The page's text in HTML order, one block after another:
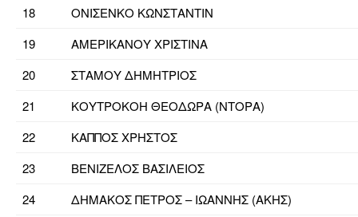
18
ΟΝΙΣΕΝΚΟ ΚΩΝΣΤΑΝΤΙΝ
19
ΑΜΕΡΙΚΑΝΟΥ ΧΡΙΣΤΙΝΑ
20
ΣΤΑΜΟΥ ΔΗΜΗΤΡΙΟΣ
21
ΚΟΥΤΡΟΚΟΗ ΘΕΟΔΩΡΑ (ΝΤΟΡΑ)
22
ΚΑΠΠΟΣ ΧΡΗΣΤΟΣ
23
ΒΕΝΙΖΕΛΟΣ ΒΑΣΙΛΕΙΟΣ
24
ΔΗΜΑΚΟΣ ΠΕΤΡΟΣ – ΙΩΑΝΝΗΣ (ΑΚΗΣ)